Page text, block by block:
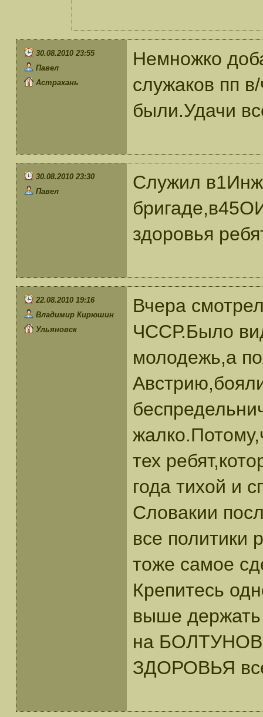
30.08.2010 23:55
Павел
Астрахань
Немножко
служаков пп
были.Удачи
30.08.2010 23:30
Павел
Служил
здоровья
22.08.2010 19:16
Владимир Кирюшин
Ульяновск
Вчера
ЧССР.Было
молодежь,а
тех
года тихой и
Словакии
все политики
тоже самое
Крепитесь
выше держать
на
ЗДОРОВЬЯ